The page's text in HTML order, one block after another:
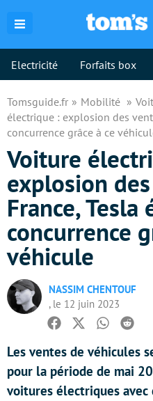
Electricité Forfaits box
Tomsguide.fr Mobilité
électrique : explosion des
concurrence grâce à ce
Voiture
explosion
France, Tesla
concurrence
véhicule
NASSIM CHENTOUF
, le 12 juin 2023
Facebook
TwitterWhatsapp
Reddit
Les ventes de véhicules
pour la période de mai
voitures électriques avec